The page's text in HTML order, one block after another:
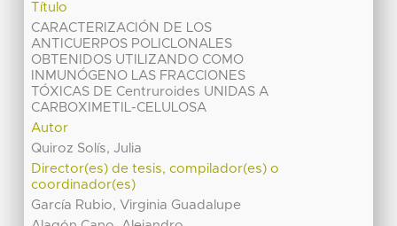
Título
CARACTERIZACIÓN DE LOS
ANTICUERPOS POLICLONALES
OBTENIDOS UTILIZANDO COMO
INMUNÓGENO LAS FRACCIONES
TÓXICAS DE Centruroides UNIDAS A
CARBOXIMETIL-CELULOSA
Autor
Quiroz Solís, Julia
Director(es) de tesis, compilador(es) o
coordinador(es)
García Rubio, Virginia Guadalupe